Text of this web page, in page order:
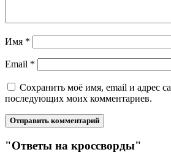
Имя *
Email *
Сохранить моё имя, email и адрес
последующих моих комментариев.
"Ответы на кроссворды"